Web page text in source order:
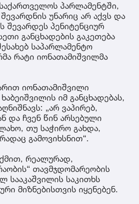
პარლამენტში,
უნარიც არ აქვს და
შევარდეს პენიტენციურ
განცხადების გაკეთება
საპარლამენტო
რატი იონათამიშვილმა
იონათამიშვილი
იმ განცხადებას,
„არ ვაპირებ,
და ჩვენ წინ არსებული
თუ საჭირო გახდა,
გამოვიხსნით“.
რეალურად,
თავმჯდომარეობის
სააკაშვილის საკითხს
მიზნებისთვის იყენებენ.